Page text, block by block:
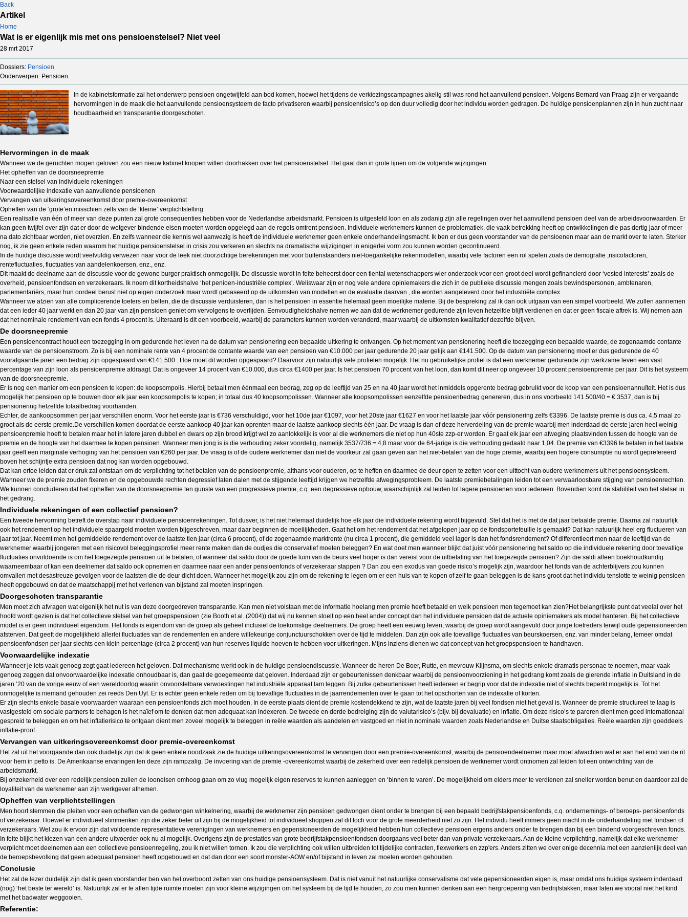
Back
Artikel
Home
Wat is er eigenlijk mis met ons pensioenstelsel? Niet veel
28 mrt 2017
Dossiers: Pensioen
Onderwerpen: Pensioen
In de kabinetsformatie zal het onderwerp pensioen ongetwijfeld aan bod komen, hoewel het tijdens de verkiezingscampagnes akelig stil was rond het aanvullend pensioen. Volgens Bernard van Praag zijn er vergaande
hervormingen in de maak die het aanvullende pensioensysteem de facto privatiseren waarbij pensioenrisico’s op den duur volledig door het individu worden gedragen. De huidige pensioenplannen zijn in hun zucht naar
houdbaarheid en transparantie doorgeschoten.
Hervormingen in de maak
Wanneer we de geruchten mogen geloven zou een nieuw kabinet knopen willen doorhakken over het pensioenstelsel. Het gaat dan in grote lijnen om de volgende wijzigingen:
Het opheffen van de doorsneepremie
Naar een stelsel van individuele rekeningen
Voorwaardelijke indexatie van aanvullende pensioenen
Vervangen van uitkeringsovereenkomst door premie-overeenkomst
Opheffen van de ‘grote’en misschien zelfs van de ‘kleine’ verplichtstelling
Een realisatie van één of meer van deze punten zal grote consequenties hebben voor de Nederlandse arbeidsmarkt. Pensioen is uitgesteld loon en als zodanig zijn alle regelingen over het aanvullend pensioen deel van de arbeidsvoorwaarden. Er
kan geen twijfel over zijn dat er door de wetgever bindende eisen moeten worden opgelegd aan de regels omtrent pensioen. Individuele werknemers kunnen de problematiek, die vaak betrekking heeft op ontwikkelingen die pas dertig jaar of meer
na dato zichtbaar worden, niet overzien. En zelfs wanneer die kennis wel aanwezig is heeft de individuele werknemer geen enkele onderhandelingsmacht. Ik ben er dus geen voorstander van de pensioenen maar aan de markt over te laten. Sterker
nog, ik zie geen enkele reden waarom het huidige pensioenstelsel in crisis zou verkeren en slechts na dramatische wijzigingen in enigerlei vorm zou kunnen worden gecontinueerd.
In de huidige discussie wordt veelvuldig verwezen naar voor de leek niet doorzichtige berekeningen met voor buitenstaanders niet-toegankelijke rekenmodellen, waarbij vele factoren een rol spelen zoals de demografie ,risicofactoren,
rentefluctuaties, fluctuaties van aandelenkoersen, enz., enz.
Dit maakt de deelname aan de discussie voor de gewone burger praktisch onmogelijk. De discussie wordt in feite beheerst door een tiental wetenschappers wier onderzoek voor een groot deel wordt gefinancierd door ‘vested interests’ zoals de
overheid, pensioenfondsen en verzekeraars. Ik noem dit kortheidshalve ‘het penioen-industriële complex’. Weliswaar zijn er nog vele andere opiniemakers die zich in de publieke discussie mengen zoals bewindspersonen, ambtenaren,
parlementariërs, maar hun oordeel berust niet op eigen onderzoek maar wordt gebaseerd op de uitkomsten van modellen en de evaluatie daarvan , die worden aangeleverd door het industriële complex.
Wanneer we afzien van alle complicerende toeters en bellen, die de discussie verduisteren, dan is het pensioen in essentie helemaal geen moeilijke materie. Bij de bespreking zal ik dan ook uitgaan van een simpel voorbeeld. We zullen aannemen
dat een ieder 40 jaar werkt en dan 20 jaar van zijn pensioen geniet om vervolgens te overlijden. Eenvoudigheidshalve nemen we aan dat de werknemer gedurende zijn leven hetzelfde blijft verdienen en dat er geen fiscale aftrek is. Wij nemen aan
dat het nominale rendement van een fonds 4 procent is. Uiteraard is dit een voorbeeld, waarbij de parameters kunnen worden veranderd, maar waarbij de uitkomsten kwalitatief dezelfde blijven.
De doorsneepremie
Een pensioencontract houdt een toezegging in om gedurende het leven na de datum van pensionering een bepaalde uitkering te ontvangen. Op het moment van pensionering heeft die toezegging een bepaalde waarde, de zogenaamde contante
waarde van de pensioenstroom. Zo is bij een nominale rente van 4 procent de contante waarde van een pensioen van €10.000 per jaar gedurende 20 jaar gelijk aan €141.500. Op de datum van pensionering moet er dus gedurende de 40
voorafgaande jaren een bedrag zijn opgespaard van €141.500 . Hoe moet dit worden opgespaard? Daarvoor zijn natuurlijk vele profielen mogelijk. Het nu gebruikelijke profiel is dat een werknemer gedurende zijn werkzame leven een vast
percentage van zijn loon als pensioenpremie afdraagt. Dat is ongeveer 14 procent van €10.000, dus circa €1400 per jaar. Is het pensioen 70 procent van het loon, dan komt dit neer op ongeveer 10 procent pensioenpremie per jaar. Dit is het systeem
van de doorsneepremie.
Er is nog een manier om een pensioen te kopen: de koopsompolis. Hierbij betaalt men éénmaal een bedrag, zeg op de leeftijd van 25 en na 40 jaar wordt het inmiddels opgerente bedrag gebruikt voor de koop van een pensioenannuïteit. Het is dus
mogelijk het pensioen op te bouwen door elk jaar een koopsompolis te kopen; in totaal dus 40 koopsompolissen. Wanneer alle koopsompolissen eenzelfde pensioenbedrag genereren, dus in ons voorbeeld 141.500/40 = € 3537, dan is bij
pensionering hetzelfde totaalbedrag voorhanden.
Echter, de aankoopsommen per jaar verschillen enorm. Voor het eerste jaar is €736 verschuldigd, voor het 10de jaar €1097, voor het 20ste jaar €1627 en voor het laatste jaar vóór pensionering zelfs €3396. De laatste premie is dus ca. 4,5 maal zo
groot als de eerste premie.De verschillen komen doordat de eerste aankoop 40 jaar kan oprenten maar de laatste aankoop slechts één jaar. De vraag is dan of deze herverdeling van de premie waarbij men inderdaad de eerste jaren heel weinig
pensioenpremie hoeft te betalen maar het in latere jaren dubbel en dwars op zijn brood krijgt wel zo aanlokkelijk is voor al die werknemers die niet op hun 40ste zzp-er worden. Er gaat elk jaar een afweging plaatsvinden tussen de hoogte van de
premie en de hoogte van het daarmee te kopen pensioen. Wanneer men jong is is die verhouding zeker voordelig, namelijk 3537/736 = 4,8 maar voor de 64-jarige is die verhouding gedaald naar 1,04. De premie van €3396 te betalen in het laatste
jaar geeft een marginale verhoging van het pensioen van €260 per jaar. De vraag is of de oudere werknemer dan niet de voorkeur zal gaan geven aan het niet-betalen van die hoge premie, waarbij een hogere consumptie nu wordt geprefereerd
boven het schijntje extra pensioen dat nog kan worden opgebouwd.
Dat kan ertoe leiden dat er druk zal ontstaan om de verplichting tot het betalen van de pensioenpremie, althans voor ouderen, op te heffen en daarmee de deur open te zetten voor een uittocht van oudere werknemers uit het pensioensysteem.
Wanneer we de premie zouden fixeren en de opgebouwde rechten degressief laten dalen met de stijgende leeftijd krijgen we hetzelfde afwegingsprobleem. De laatste premiebetalingen leiden tot een verwaarloosbare stijging van pensioenrechten.
We kunnen concluderen dat het opheffen van de doorsneepremie ten gunste van een progressieve premie, c.q. een degressieve opbouw, waarschijnlijk zal leiden tot lagere pensioenen voor iedereen. Bovendien komt de stabiliteit van het stelsel in
het gedrang.
Individuele rekeningen of een collectief pensioen?
Een tweede hervorming betreft de overstap naar individuele pensioenrekeningen. Tot dusver, is het niet helemaal duidelijk hoe elk jaar die individuele rekening wordt bijgevuld. Stel dat het is met de dat jaar betaalde premie. Daarna zal natuurlijk
ook het rendement op het individuele spaargeld moeten worden bijgeschreven, maar daar beginnen de moeilijkheden. Gaat het om het rendement dat het afgelopen jaar op de fondsportefeuille is gemaakt? Dat kan natuurlijk heel erg fluctueren van
jaar tot jaar. Neemt men het gemiddelde rendement over de laatste tien jaar (circa 6 procent), of de zogenaamde marktrente (nu circa 1 procent), die gemiddeld veel lager is dan het fondsrendement? Of differentieert men naar de leeftijd van de
werknemer waarbij jongeren met een risicovol beleggingsprofiel meer rente maken dan de oudjes die conservatief moeten beleggen? En wat doet men wanneer blijkt dat juist vóór pensionering het saldo op die individuele rekening door toevallige
fluctuaties onvoldoende is om het toegezegde pensioen uit te betalen, of wanneer dat saldo door de goede luim van de beurs veel hoger is dan vereist voor de uitbetaling van het toegezegde pensioen? Zijn die saldi alleen boekhoudkundig
waarneembaar of kan een deelnemer dat saldo ook opnemen en daarmee naar een ander pensioenfonds of verzekeraar stappen ? Dan zou een exodus van goede risico’s mogelijk zijn, waardoor het fonds van de achterblijvers zou kunnen
omvallen met desastreuze gevolgen voor de laatsten die de deur dicht doen. Wanneer het mogelijk zou zijn om de rekening te legen om er een huis van te kopen of zelf te gaan beleggen is de kans groot dat het individu tenslotte te weinig pensioen
heeft opgebouwd en dat de maatschappij met het verlenen van bijstand zal moeten inspringen.
Doorgeschoten transparantie
Men moet zich afvragen wat eigenlijk het nut is van deze doorgedreven transparantie. Kan men niet volstaan met de informatie hoelang men premie heeft betaald en welk pensioen men tegemoet kan zien?Het belangrijkste punt dat veelal over het
hoofd wordt gezien is dat het collectieve stelsel van het groepspensioen (zie Booth et al. (2004)) dat wij nu kennen stoelt op een heel ander concept dan het individuele pensioen dat de actuele opiniemakers als model hanteren. Bij het collectieve
model is er geen individueel eigendom. Het fonds is eigendom van de groep als geheel inclusief de toekomstige deelnemers. De groep heeft een eeuwig leven, waarbij de groep wordt aangevuld door jonge toetreders terwijl oude gepensioneerden
afsterven. Dat geeft de mogelijkheid allerlei fluctuaties van de rendementen en andere willekeurige conjunctuurschokken over de tijd te middelen. Dan zijn ook alle toevallige fluctuaties van beurskoersen, enz. van minder belang, temeer omdat
pensioenfondsen per jaar slechts een klein percentage (circa 2 procent) van hun reserves liquide hoeven te hebben voor uitkeringen. Mijns inziens dienen we dat concept van het groepspensioen te handhaven.
Voorwaardelijke indexatie
Wanneer je iets vaak genoeg zegt gaat iedereen het geloven. Dat mechanisme werkt ook in de huidige pensioendiscussie. Wanneer de heren De Boer, Rutte, en mevrouw Klijnsma, om slechts enkele dramatis personae te noemen, maar vaak
genoeg zeggen dat onvoorwaardelijke indexatie onhoudbaar is, dan gaat de goegemeente dat geloven. Inderdaad zijn er gebeurtenissen denkbaar waarbij de pensioenvoorziening in het gedrang komt zoals de gierende inflatie in Duitsland in de
jaren ’20 van de vorige eeuw of een wereldoorlog waarin onvoorstelbare verwoestingen het industriële apparaat lam leggen. Bij zulke gebeurtenissen heeft iedereen er begrip voor dat de indexatie niet of slechts beperkt mogelijk is. Tot het
onmogelijke is niemand gehouden zei reeds Den Uyl. Er is echter geen enkele reden om bij toevallige fluctuaties in de jaarrendementen over te gaan tot het opschorten van de indexatie of korten.
Er zijn slechts enkele basale voorwaarden waaraan een pensioenfonds zich moet houden. In de eerste plaats dient de premie kostendekkend te zijn, wat de laatste jaren bij veel fondsen niet het geval is. Wanneer de premie structureel te laag is
vastgesteld om sociale partners te behagen is het naïef om te denken dat men adequaat kan indexeren. De tweede en derde bedreiging zijn de valutarisico’s (bijv. bij devaluatie) en inflatie. Om deze risico’s te pareren dient men goed internationaal
gespreid te beleggen en om het inflatierisico te ontgaan dient men zoveel mogelijk te beleggen in reële waarden als aandelen en vastgoed en niet in nominale waarden zoals Nederlandse en Duitse staatsobligaties. Reële waarden zijn goeddeels
inflatie-proof.
Vervangen van uitkeringsovereenkomst door premie-overeenkomst
Het zal uit het voorgaande dan ook duidelijk zijn dat ik geen enkele noodzaak zie de huidige uitkeringsovereenkomst te vervangen door een premie-overeenkomst, waarbij de pensioendeelnemer maar moet afwachten wat er aan het eind van de rit
voor hem in petto is. De Amerikaanse ervaringen ten deze zijn rampzalig. De invoering van de premie -overeenkomst waarbij de zekerheid over een redelijk pensioen de werknemer wordt ontnomen zal leiden tot een ontwrichting van de
arbeidsmarkt.
Bij onzekerheid over een redelijk pensioen zullen de looneisen omhoog gaan om zo vlug mogelijk eigen reserves te kunnen aanleggen en ‘binnen te varen’. De mogelijkheid om elders meer te verdienen zal sneller worden benut en daardoor zal de
loyaliteit van de werknemer aan zijn werkgever afnemen.
Opheffen van verplichtstellingen
Men hoort stemmen die pleiten voor een opheffen van de gedwongen winkelnering, waarbij de werknemer zijn pensioen gedwongen dient onder te brengen bij een bepaald bedrijfstakpensioenfonds, c.q. ondernemings- of beroeps- pensioenfonds
of verzekeraar. Hoewel er individueel slimmeriken zijn die zeker beter uit zijn bij de mogelijkheid tot individueel shoppen zal dit toch voor de grote meerderheid niet zo zijn. Het individu heeft immers geen macht in de onderhandeling met fondsen of
verzekeraars. Wel zou ik ervoor zijn dat voldoende representatieve verenigingen van werknemers en gepensioneerden de mogelijkheid hebben hun collectieve pensioen ergens anders onder te brengen dan bij een bindend voorgeschreven fonds.
In feite blijkt het kiezen van een andere uitvoerder ook nu al mogelijk. Overigens zijn de prestaties van grote bedrijfstakpensioenfondsen doorgaans veel beter dan van private verzekeraars. Aan de kleine verplichting, namelijk dat elke werknemer
verplicht moet deelnemen aan een collectieve pensioenregeling, zou ik niet willen tornen. Ik zou die verplichting ook willen uitbreiden tot tijdelijke contracten, flexwerkers en zzp'ers. Anders zitten we over enige decennia met een aanzienlijk deel van
de beroepsbevolking dat geen adequaat pensioen heeft opgebouwd en dat dan door een soort monster-AOW en/of bijstand in leven zal moeten worden gehouden.
Conclusie
Het zal de lezer duidelijk zijn dat ik geen voorstander ben van het overboord zetten van ons huidige pensioensysteem. Dat is niet vanuit het natuurlijke conservatisme dat vele gepensioneerden eigen is, maar omdat ons huidige systeem inderdaad
(nog) ‘het beste ter wereld’ is. Natuurlijk zal er te allen tijde ruimte moeten zijn voor kleine wijzigingen om het systeem bij de tijd te houden, zo zou men kunnen denken aan een hergroepering van bedrijfstakken, maar laten we vooral niet het kind
met het badwater weggooien.
Referentie: